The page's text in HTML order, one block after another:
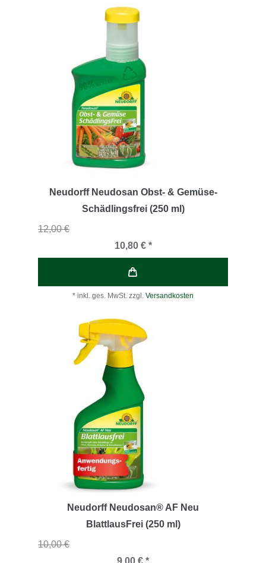
Neudorff Neudosan Obst- & Gemüse­
Schädlings­frei (250 ml)
12,00 €
10,80 € *
* inkl. ges. MwSt. zzgl. Versandkosten
Neudorff Neudosan® AF Neu
BlattlausFrei (250 ml)
10,00 €
9,00 € *